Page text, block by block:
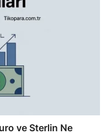
ve Sterlin Ne